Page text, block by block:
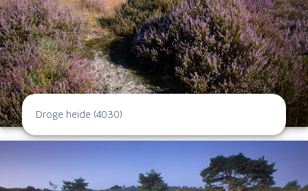
Droge heide (4030)